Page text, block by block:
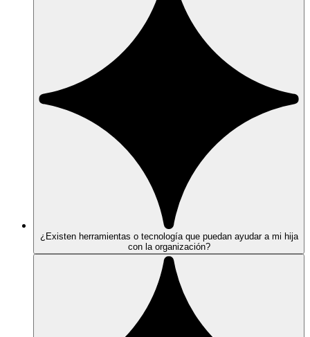
¿Existen herramientas o tecnología que puedan ayudar a mi hija
con la organización?